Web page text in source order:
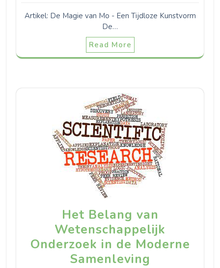
Artikel: De Magie van Mo - Een Tijdloze Kunstvorm
De…
Read More
Het Belang van
Wetenschappelijk
Onderzoek in de Moderne
Samenleving